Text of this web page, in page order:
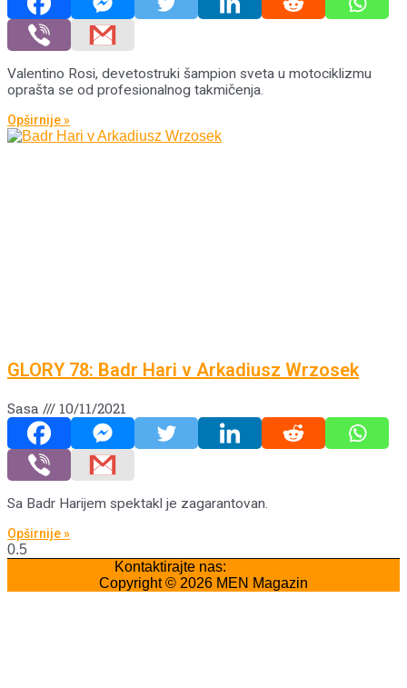
Valentino Rosi, devetostruki šampion sveta u motociklizmu
oprašta se od profesionalnog takmičenja.
Opširnije »
GLORY 78: Badr Hari v Arkadiusz Wrzosek
Sasa 10/11/2021
Sa Badr Harijem spektakl je zagarantovan.
Opširnije »
Kontaktirajte nas:
Copyright © 2026 MEN Magazin